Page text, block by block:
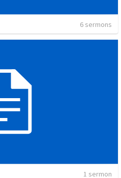
6 sermons
1 sermon